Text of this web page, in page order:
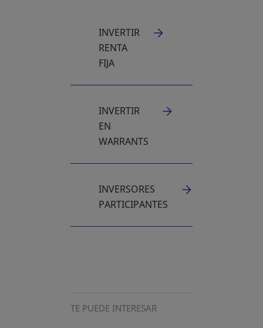
INVERTIR
RENTA
FIJA
INVERTIR
EN
WARRANTS
INVERSORES
PARTICIPANTES
TE PUEDE INTERESAR